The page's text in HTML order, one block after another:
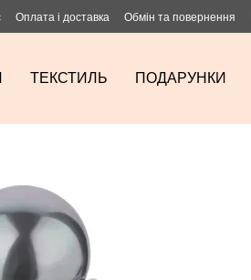
Оплата і доставка Обмін та повернення
ТЕКСТИЛЬ ПОДАРУНКИ